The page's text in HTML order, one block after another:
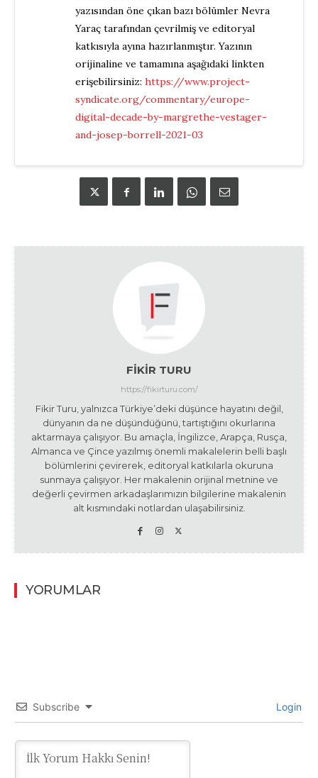
yazısından öne çıkan bazı bölümler Nevra
Yaraç tarafından çevrilmiş ve editoryal
katkısıyla ayına hazırlanmıştır. Yazının
orijinaline ve tamamına aşağıdaki linkten
erişebilirsiniz: https://www.project-
syndicate.org/commentary/europe-
digital-decade-by-margrethe-vestager-
and-josep-borrell-2021-03
FIKIR TURU
https://fikirturu.com/
Fikir Turu, yalnızca Türkiye’deki düşünce hayatını değil,
dünyanın da ne düşündüğünü, tartıştığını okurlarına
aktarmaya çalışıyor. Bu amaçla, İngilizce, Arapça, Rusça,
Almanca ve Çince yazılmış önemli makalelerin belli başlı
bölümlerini çevirerek, editoryal katkılarla okuruna
sunmaya çalışıyor. Her makalenin orijinal metnine ve
değerli çevirmen arkadaşlarımızın bilgilerine makalenin
alt kısmındaki notlardan ulaşabilirsiniz.
YORUMLAR
Subscribe Login